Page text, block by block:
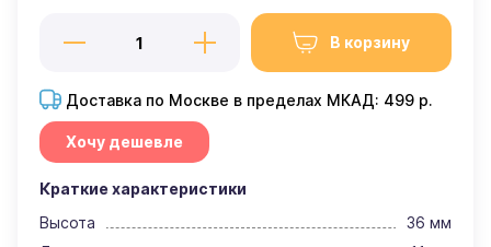
В корзину
Доставка по Москве в пределах МКАД: 499 р.
Хочу дешевле
Краткие характеристики
Высота
36 мм